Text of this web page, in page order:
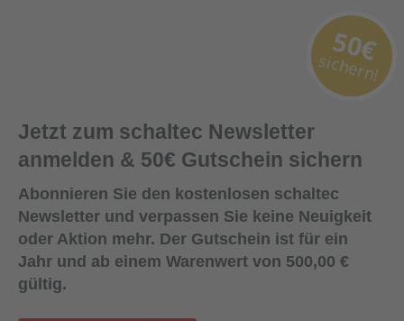
Jetzt zum schaltec Newsletter
anmelden & 50€ Gutschein sichern
Abonnieren Sie den kostenlosen schaltec
Newsletter und verpassen Sie keine Neuigkeit
oder Aktion mehr. Der Gutschein ist für ein
Jahr und ab einem Warenwert von 500,00 €
gültig.
50€
sichern!